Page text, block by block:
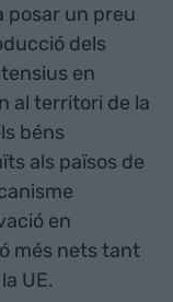
posar un preu
dels
en
al territori de la
béns
als països de
en
més nets tant
UE.